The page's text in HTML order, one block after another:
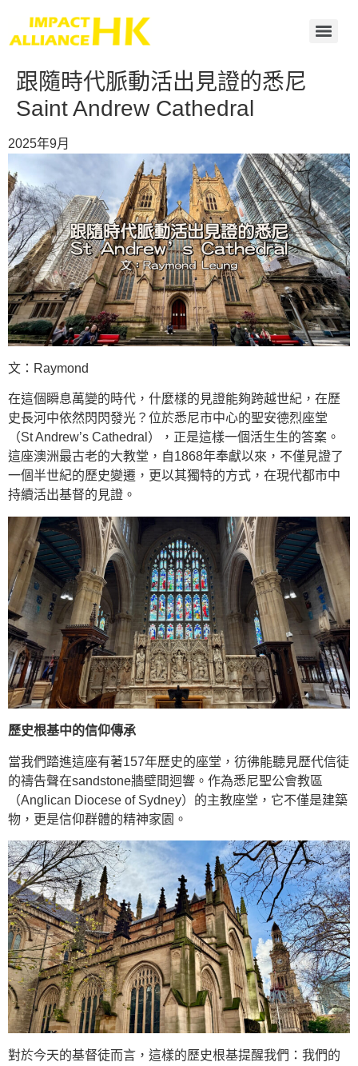
跟隨時代脈動活出見證的悉尼
Saint Andrew Cathedral
2025年9月
文：Raymond
在這個瞬息萬變的時代，什麼樣的見證能夠跨越世紀，在歷
史長河中依然閃閃發光？位於悉尼市中心的聖安德烈座堂
（St Andrew’s Cathedral），正是這樣一個活生生的答案。
這座澳洲最古老的大教堂，自1868年奉獻以來，不僅見證了
一個半世紀的歷史變遷，更以其獨特的方式，在現代都市中
持續活出基督的見證。
歷史根基中的信仰傳承
當我們踏進這座有著157年歷史的座堂，彷彿能聽見歷代信徒
的禱告聲在sandstone牆壁間迴響。作為悉尼聖公會教區
（Anglican Diocese of Sydney）的主教座堂，它不僅是建築
物，更是信仰群體的精神家園。
對於今天的基督徒而言，這樣的歷史根基提醒我們：我們的